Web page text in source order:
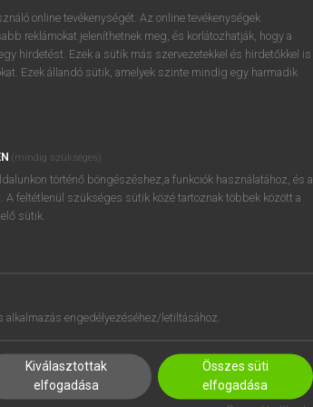
próbaverziójának elindításához
regisztrálok ésbelépek.
REGISZTRÁCIÓ
online tevékenységét. Az online tevékenységek
reklámokat jeleníthetnek meg, és korlátozhatják, hogy a
hirdetést. Ezek a sütik más szervezetekkel és hirdetőkkel is
Ezek állandó sütik, amelyek szinte mindig egy harmadik
(mindig szükséges)
történő böngészéshez,a funkciók használatához, és a
A feltétlenül szükséges sütik közé tartoznak többek között a
sütik.
alkalmazás engedélyezéséhez/letiltásához.
Kiválasztottak
elfogadása
Összes süti
elfogadása